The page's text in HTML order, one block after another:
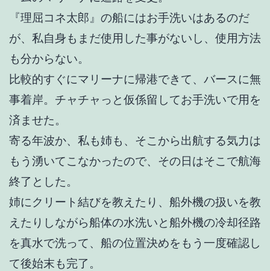
『理屈コネ太郎』の船にはお手洗いはあるのだ
が、私自身もまだ使用した事がないし、使用方法
も分からない。
比較的すぐにマリーナに帰港できて、バースに無
事着岸。チャチャっと仮係留してお手洗いで用を
済ませた。
寄る年波か、私も姉も、そこから出航する気力は
もう湧いてこなかったので、その日はそこで航海
終了とした。
姉にクリート結びを教えたり、船外機の扱いを教
えたりしながら船体の水洗いと船外機の冷却径路
を真水で洗って、船の位置決めをもう一度確認し
て後始末も完了。